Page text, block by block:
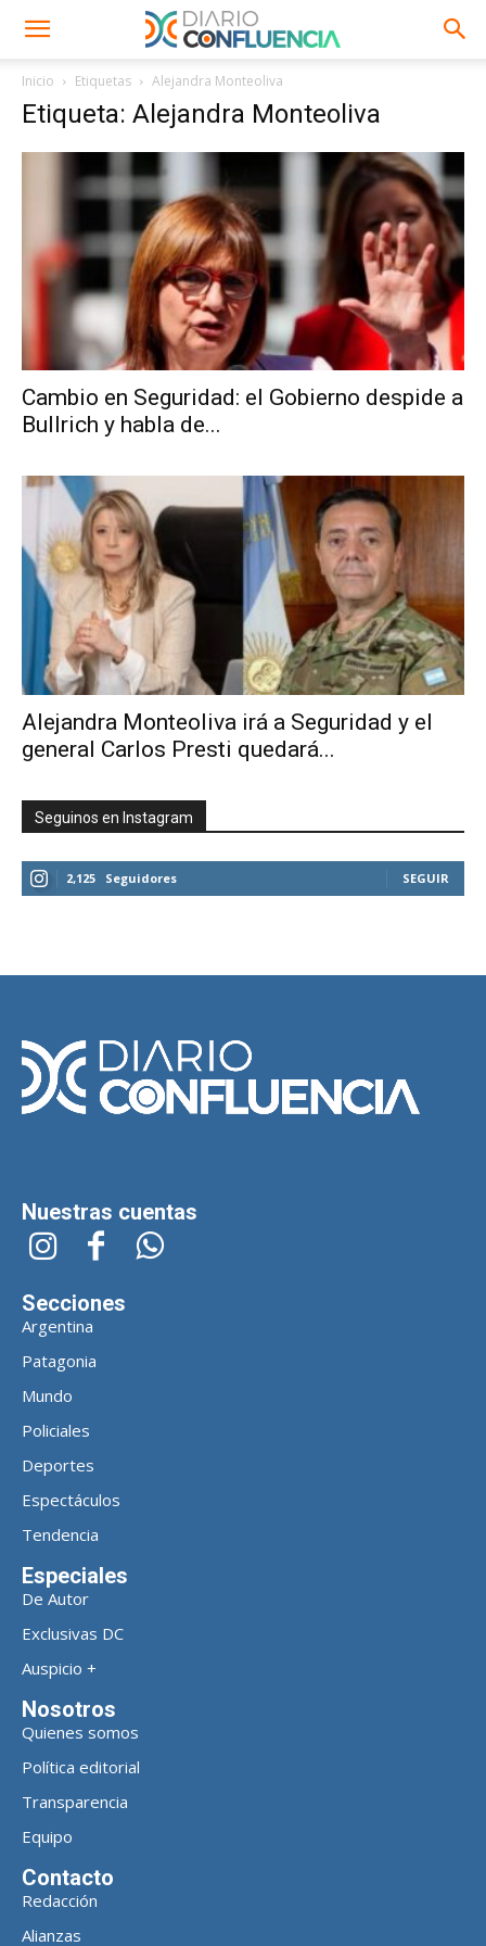
Inicio Etiquetas Alejandra Monteoliva
Etiqueta: Alejandra Monteoliva
Cambio en Seguridad: el Gobierno despide a
Bullrich y habla de...
Alejandra Monteoliva irá a Seguridad y el
general Carlos Presti quedará...
Seguinos en Instagram
2,125 Seguidores SEGUIR
Nuestras cuentas
Secciones
Argentina
Patagonia
Mundo
Policiales
Deportes
Espectáculos
Tendencia
Especiales
De Autor
Exclusivas DC
Auspicio +
Nosotros
Quienes somos
Política editorial
Transparencia
Equipo
Contacto
Redacción
Alianzas